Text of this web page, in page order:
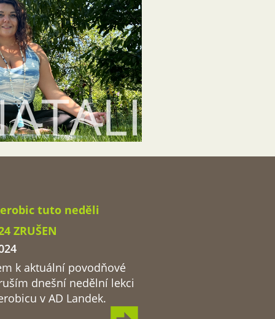
tuto neděli
ZRUŠEN
k aktuální povodňové
dnešní nedělní lekci
v AD Landek.